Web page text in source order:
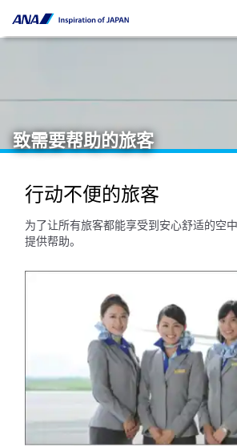
致需要帮助的旅客
行动不便的旅客
为了让所有旅客都能享受到安心舒适的空
提供帮助。